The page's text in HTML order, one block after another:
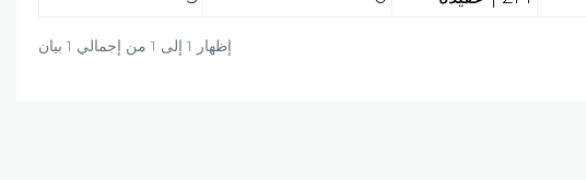
إظهار 1 إلى 1 من إجمالي 1 بيان